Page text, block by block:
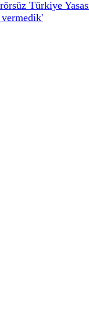
Türkiye
vermedik'